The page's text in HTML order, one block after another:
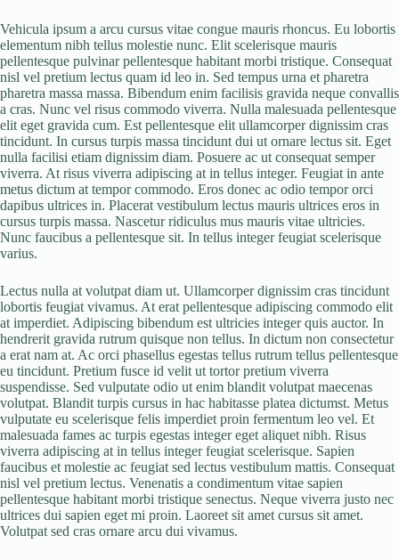
Vehicula ipsum a arcu cursus vitae congue mauris rhoncus. Eu lobortis
elementum nibh tellus molestie nunc. Elit scelerisque mauris
pellentesque pulvinar pellentesque habitant morbi tristique. Consequat
nisl vel pretium lectus quam id leo in. Sed tempus urna et pharetra
pharetra massa massa. Bibendum enim facilisis gravida neque convallis
a cras. Nunc vel risus commodo viverra. Nulla malesuada pellentesque
elit eget gravida cum. Est pellentesque elit ullamcorper dignissim cras
tincidunt. In cursus turpis massa tincidunt dui ut ornare lectus sit. Eget
nulla facilisi etiam dignissim diam. Posuere ac ut consequat semper
viverra. At risus viverra adipiscing at in tellus integer. Feugiat in ante
metus dictum at tempor commodo. Eros donec ac odio tempor orci
dapibus ultrices in. Placerat vestibulum lectus mauris ultrices eros in
cursus turpis massa. Nascetur ridiculus mus mauris vitae ultricies.
Nunc faucibus a pellentesque sit. In tellus integer feugiat scelerisque
varius.
Lectus nulla at volutpat diam ut. Ullamcorper dignissim cras tincidunt
lobortis feugiat vivamus. At erat pellentesque adipiscing commodo elit
at imperdiet. Adipiscing bibendum est ultricies integer quis auctor. In
hendrerit gravida rutrum quisque non tellus. In dictum non consectetur
a erat nam at. Ac orci phasellus egestas tellus rutrum tellus pellentesque
eu tincidunt. Pretium fusce id velit ut tortor pretium viverra
suspendisse. Sed vulputate odio ut enim blandit volutpat maecenas
volutpat. Blandit turpis cursus in hac habitasse platea dictumst. Metus
vulputate eu scelerisque felis imperdiet proin fermentum leo vel. Et
malesuada fames ac turpis egestas integer eget aliquet nibh. Risus
viverra adipiscing at in tellus integer feugiat scelerisque. Sapien
faucibus et molestie ac feugiat sed lectus vestibulum mattis. Consequat
nisl vel pretium lectus. Venenatis a condimentum vitae sapien
pellentesque habitant morbi tristique senectus. Neque viverra justo nec
ultrices dui sapien eget mi proin. Laoreet sit amet cursus sit amet.
Volutpat sed cras ornare arcu dui vivamus.